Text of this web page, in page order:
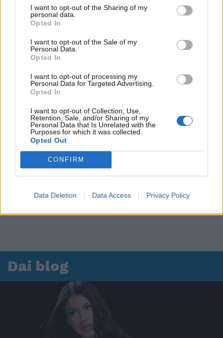
I want to opt-out of the Sharing of my
personal data.
Opted In
I want to opt-out of the Sale of my
Personal Data.
Opted In
I want to opt-out of processing my
Personal Data for Targeted Advertising.
Opted In
I want to opt-out of Collection, Use,
Retention, Sale, and/or Sharing of my
Personal Data that Is Unrelated with the
Purposes for which it was collected.
Opted Out
CONFIRM
Data Deletion Data Access Privacy Policy
Dai blog